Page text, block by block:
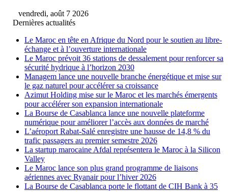
vendredi, août 7 2026
Dernières actualités
Le Maroc en tête en Afrique du Nord pour le soutien au libre-
échange et à l’ouverture internationale
Le Maroc prévoit 36 stations de dessalement pour renforcer sa
sécurité hydrique à l’horizon 2030
Managem lance une nouvelle branche énergétique et mise sur
le gaz naturel pour accélérer sa croissance
Azimut Holding mise sur le Maroc et les marchés émergents
pour accélérer son expansion internationale
La Bourse de Casablanca lance une nouvelle plateforme
numérique pour améliorer l’accès aux données de marché
L’aéroport Rabat-Salé enregistre une hausse de 14,8 % du
trafic passagers au premier semestre 2026
La startup marocaine Afdal représentera le Maroc à la Silicon
Valley
Le Maroc lance son plus grand programme de liaisons
aériennes avec Ryanair pour l’hiver 2026
La Bourse de Casablanca porte le flottant de CIH Bank à 35